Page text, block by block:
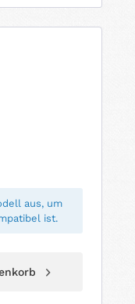
aus, um
ist.